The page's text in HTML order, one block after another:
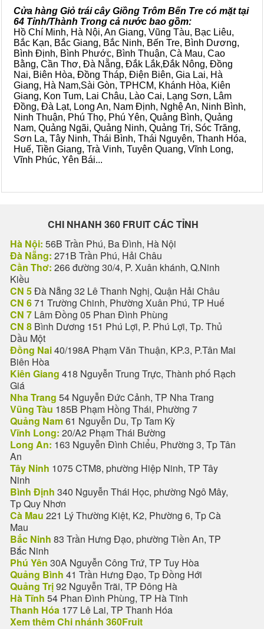
Cửa hàng Giỏ trái cây Giồng Trôm Bến Tre có mặt tại
64 Tỉnh/Thành Trong cả nước bao gồm:
Hồ Chí Minh, Hà Nội, An Giang, Vũng Tàu, Bạc Liêu,
Bắc Kạn, Bắc Giang, Bắc Ninh, Bến Tre, Bình Dương,
Bình Định, Bình Phước, Bình Thuận, Cà Mau, Cao
Bằng, Cần Thơ, Đà Nẵng, Đắk Lắk,Đắk Nông, Đồng
Nai, Biên Hòa, Đồng Tháp, Điện Biên, Gia Lai, Hà
Giang, Hà Nam,Sài Gòn, TPHCM, Khánh Hòa, Kiên
Giang, Kon Tum, Lai Châu, Lào Cai, Lạng Sơn, Lâm
Đồng, Đà Lạt, Long An, Nam Định, Nghệ An, Ninh Bình,
Ninh Thuận, Phú Thọ, Phú Yên, Quảng Bình, Quảng
Nam, Quảng Ngãi, Quảng Ninh, Quảng Trị, Sóc Trăng,
Sơn La, Tây Ninh, Thái Bình, Thái Nguyên, Thanh Hóa,
Huế, Tiền Giang, Trà Vinh, Tuyên Quang, Vĩnh Long,
Vĩnh Phúc, Yên Bái...
CHI NHANH 360 FRUIT CÁC TỈNH
Hà Nội: 56B Trần Phú, Ba Đình, Hà Nội
Đà Nẵng: 271B Trần Phú, Hải Châu
Cần Thơ: 266 đường 30/4, P. Xuân khánh, Q.Ninh
Kiều
CN 5Đà Nẵng 32 Lê Thanh Nghị, Quận Hải Châu
CN 671 Trường Chinh, Phường Xuân Phú, TP Huế
CN 7 Lâm Đồng 05 Phan Đình Phùng
CN 8 Bình Dương 151 Phú Lợi, P. Phú Lợi, Tp. Thủ
Dầu Một
Đồng Nai40/198A Phạm Văn Thuận, KP.3, P.Tân Mai
Biên Hòa
Kiên Giang 418 Nguyễn Trung Trực, Thành phố Rạch
Giá
Nha Trang 54 Nguyễn Đức Cảnh, TP Nha Trang
Vũng Tàu 185B Phạm Hồng Thái, Phường 7
Quảng Nam61 Nguyễn Du, Tp Tam Kỳ
Vĩnh Long: 20/A2 Phạm Thái Bường
Long An: 163 Nguyễn Đình Chiểu, Phường 3, Tp Tân
An
Tây Ninh 1075 CTM8, phường Hiệp Ninh, TP Tây
Ninh
Bình Định 340 Nguyễn Thái Học, phường Ngô Mây,
Tp Quy Nhơn
Cà Mau 221 Lý Thường Kiệt, K2, Phường 6, Tp Cà
Mau
Bắc Ninh 83 Trần Hưng Đạo, phường Tiền An, TP
Bắc Ninh
Phú Yên 30A Nguyễn Công Trứ, TP Tuy Hòa
Quảng Bình 41 Trần Hưng Đạo, Tp Đồng Hới
Quảng Trị92 Nguyễn Trãi, TP Đông Hà
Hà Tĩnh 54 Phan Đình Phùng, TP Hà Tĩnh
Thanh Hóa 177 Lê Lai, TP Thanh Hóa
Xem thêm Chi nhánh 360Fruit